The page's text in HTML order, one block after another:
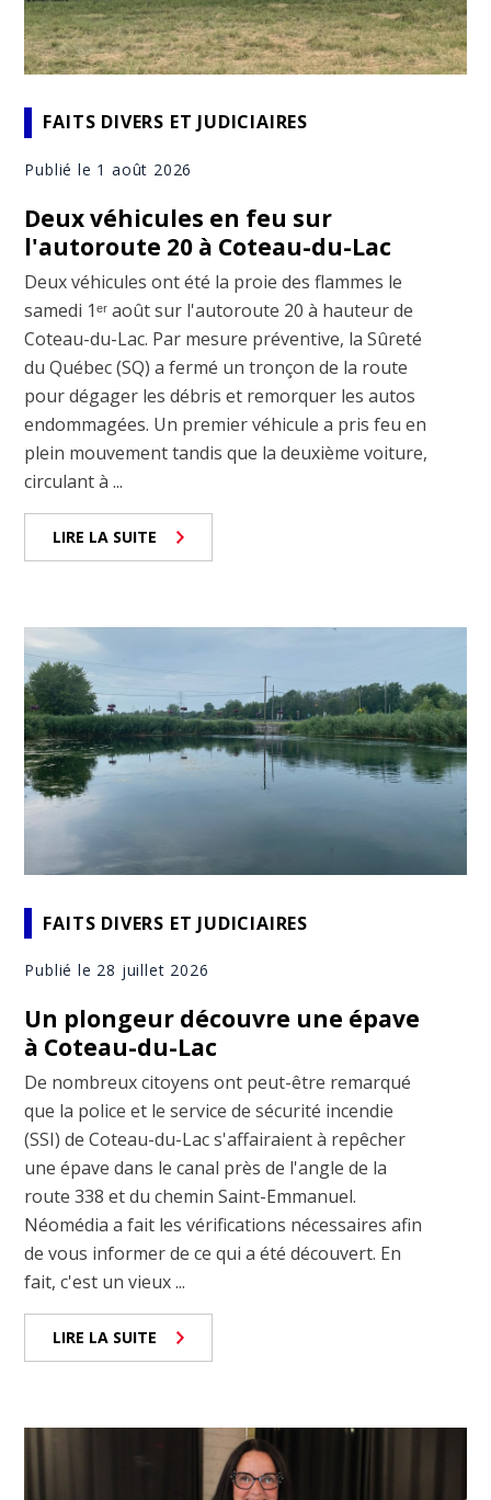
FAITS DIVERS ET JUDICIAIRES
Publié le 1 août 2026
Deux véhicules en feu sur
l'autoroute 20 à Coteau-du-Lac
Deux véhicules ont été la proie des flammes le
samedi 1ᵉʳ août sur l'autoroute 20 à hauteur de
Coteau-du-Lac. Par mesure préventive, la Sûreté
du Québec (SQ) a fermé un tronçon de la route
pour dégager les débris et remorquer les autos
endommagées. Un premier véhicule a pris feu en
plein mouvement tandis que la deuxième voiture,
circulant à ...
LIRE LA SUITE
FAITS DIVERS ET JUDICIAIRES
Publié le 28 juillet 2026
Un plongeur découvre une épave
à Coteau-du-Lac
De nombreux citoyens ont peut-être remarqué
que la police et le service de sécurité incendie
(SSI) de Coteau-du-Lac s'affairaient à repêcher
une épave dans le canal près de l'angle de la
route 338 et du chemin Saint-Emmanuel.
Néomédia a fait les vérifications nécessaires afin
de vous informer de ce qui a été découvert. En
fait, c'est un vieux ...
LIRE LA SUITE